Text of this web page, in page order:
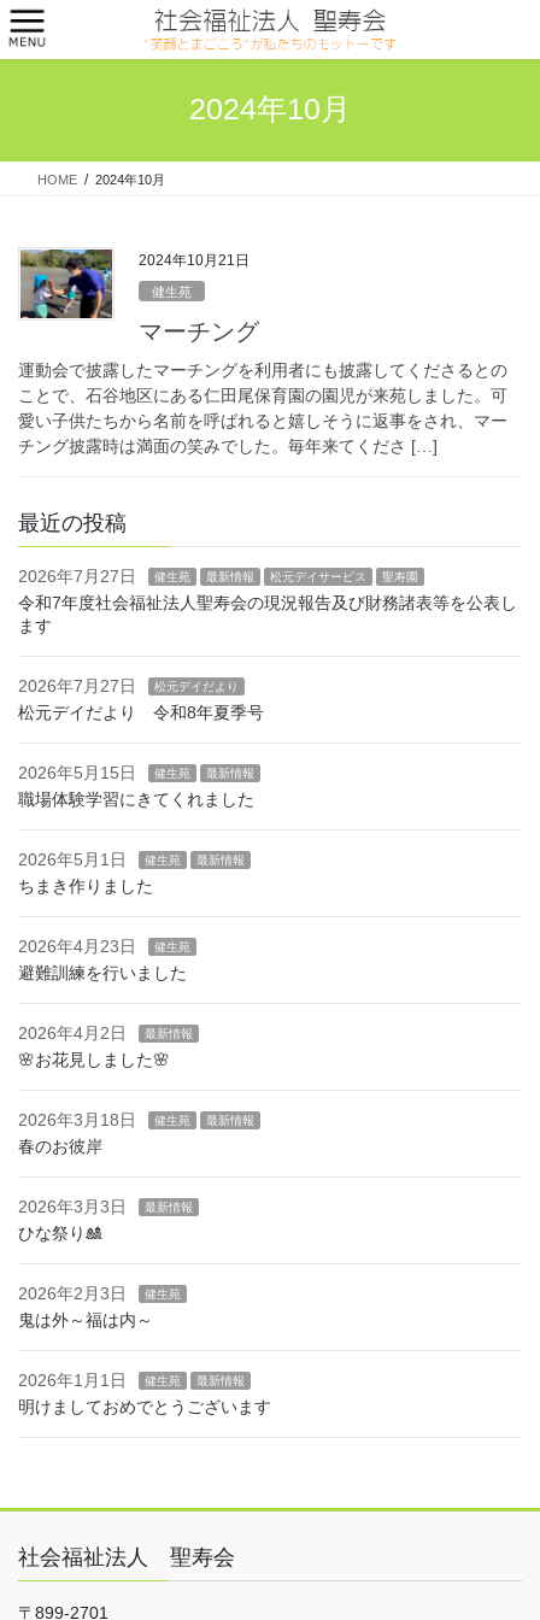
コ
ン
テ
ス
ナ
ビ
ゲ
ン
2024年10月
HOME 2024年10月
2024年10月21日
健生苑
マーチング
運動会で披露したマーチングを利用者にも披露してくださるとの
ことで、石谷地区にある仁田尾保育園の園児が来苑しました。可
愛い子供たちから名前を呼ばれると嬉しそうに返事をされ、マー
チング披露時は満面の笑みでした。毎年来てくださ […]
最近の投稿
2026年7月27日 健生苑 最新情報 松元デイサービス 聖寿園
令和7年度社会福祉法人聖寿会の現況報告及び財務諸表等を公表し
ます
2026年7月27日 松元デイだより
松元デイだより 令和8年夏季号
2026年5月15日 健生苑 最新情報
職場体験学習にきてくれました
2026年5月1日 健生苑 最新情報
ちまき作りました
2026年4月23日 健生苑
避難訓練を行いました
2026年4月2日 最新情報
🌸お花見しました🌸
2026年3月18日 健生苑 最新情報
春のお彼岸
2026年3月3日 最新情報
ひな祭り🎎
2026年2月3日 健生苑
鬼は外～福は内～
2026年1月1日 健生苑 最新情報
明けましておめでとうございます
社会福祉法人 聖寿会
〒899-2701